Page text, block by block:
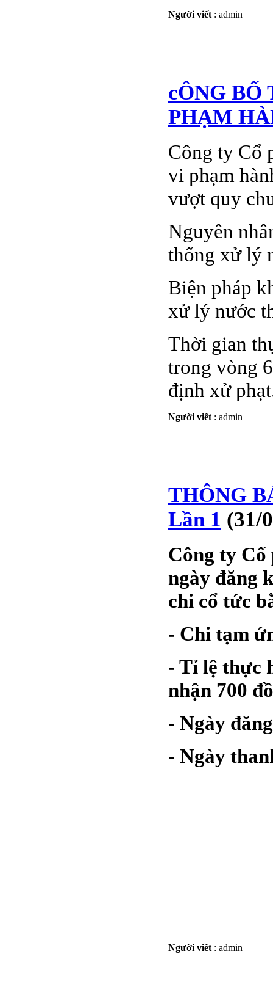
Người viết: admin
cÔNG BỐ
PHẠM
Công ty Cổ
vi phạm
vượt quy
Nguyên
thống xử lý
Biện pháp
xử lý nước
Thời gian
trong vòng
định xử
Người viết: admin
THÔNG
Lần 1 (31/
Công ty Cổ
ngày đăng
chi cổ tức
- Chi tạm
- Tỉ lệ thực
nhận 700
- Ngày
- Ngày
Người viết: admin